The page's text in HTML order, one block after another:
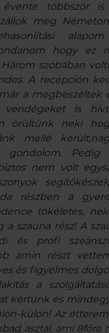
évente többször is
meg
hogy ez
szobában
A recepción
a megbeszéltek
vendégeket is
örültünk neki
mellé
gondolom. Pedig
nem volt
részben a
tökéletes,
szauna rész! A
és profi
amin részt
és figyelmes
a
kértünk és
külön! Az
asztal, ami 8főre